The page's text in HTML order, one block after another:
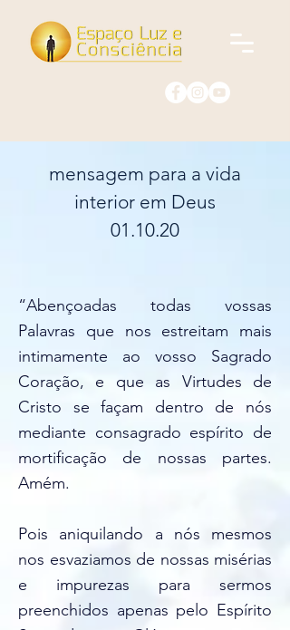
mensagem para a vida
interior em Deus
01.10.20
“Abençoadas todas vossas
Palavras que nos estreitam mais
intimamente ao vosso Sagrado
Coração, e que as Virtudes de
Cristo se façam dentro de nós
mediante consagrado espírito de
mortificação de nossas partes.
Amém.
Pois aniquilando a nós mesmos
nos esvaziamos de nossas misérias
e impurezas para sermos
preenchidos apenas pelo Espírito